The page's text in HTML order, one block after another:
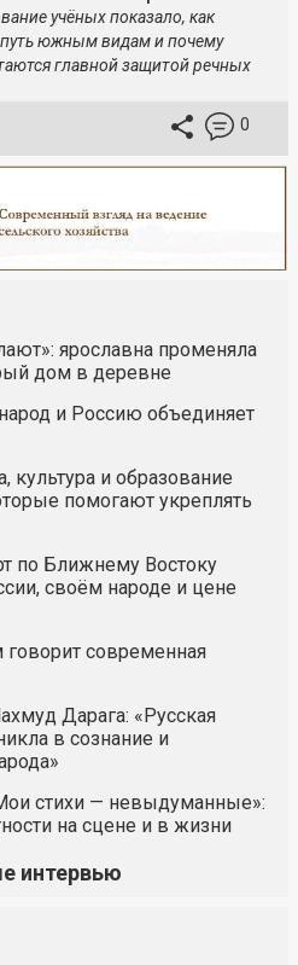
учёных показало, как
южным видам и почему
главной защитой речных
0
ярославна променяла
дом в деревне
и Россию объединяет
культура и образование
помогают укреплять
по Ближнему Востоку
своём народе и цене
современная
Дарага: «Русская
в сознание и
стихи — невыдуманные»:
на сцене и в жизни
интервью